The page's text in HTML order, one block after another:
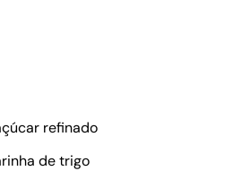
refinado
de trigo